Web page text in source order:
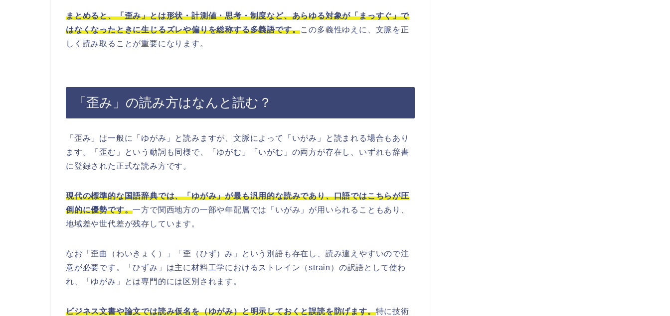
まとめると、「歪み」とは形状・計測値・思考・制度など、あらゆる対象が「まっすぐ」で
はなくなったときに生じるズレや偏りを総称する多義語です。この多義性ゆえに、文脈を正
しく読み取ることが重要になります。
「歪み」の読み方はなんと読む？
「歪み」は一般に「ゆがみ」と読みますが、文脈によって「いがみ」と読まれる場合もあり
ます。「歪む」という動詞も同様で、「ゆがむ」「いがむ」の両方が存在し、いずれも辞書
に登録された正式な読み方です。
現代の標準的な国語辞典では、「ゆがみ」が最も汎用的な読みであり、口語ではこちらが圧
倒的に優勢です。一方で関西地方の一部や年配層では「いがみ」が用いられることもあり、
地域差や世代差が残存しています。
なお「歪曲（わいきょく）」「歪（ひず）み」という別語も存在し、読み違えやすいので注
意が必要です。「ひずみ」は主に材料工学におけるストレイン（strain）の訳語として使わ
れ、「ゆがみ」とは専門的には区別されます。
ビジネス文書や論文では読み仮名を（ゆがみ）と明示しておくと誤読を防げます。特に技術